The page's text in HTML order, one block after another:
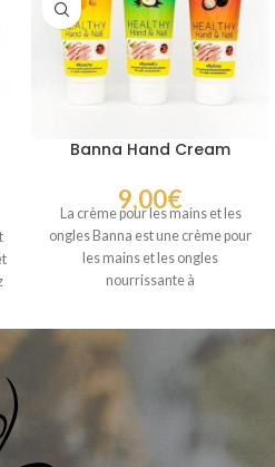
Banna Hand Cream
9,00€
La crème pour les mains et les
ongles Banna est une crème pour
les mains et les ongles
nourrissante à